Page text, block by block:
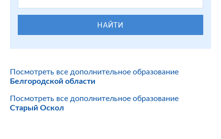
НАЙТИ
Посмотреть все дополнительное образование
Белгородской области
Посмотреть все дополнительное образование
Старый Оскол